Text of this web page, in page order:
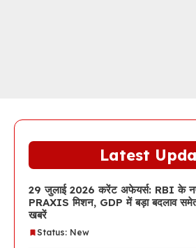
Latest
29 जुलाई 2026 करेंट अफेयर्स: RBI के
PRAXIS मिशन, GDP में बड़ा बदलाव
खबरें
Status: New